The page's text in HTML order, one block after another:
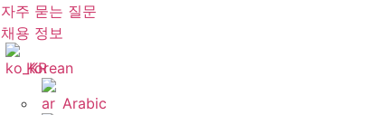
자주 묻는 질문
채용 정보
Korean
Arabic